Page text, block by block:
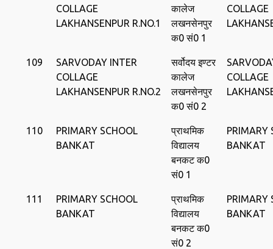
COLLAGE
LAKHANSENPUR R.NO.1
कालेज
लखनसेनपुर
क0 सं0 1
COLLAGE
109
SARVODAY INTER
COLLAGE
LAKHANSENPUR R.NO.2
सर्वोदय इण्‍टर
कालेज
लखनसेनपुर
क0 सं0 2
COLLAGE
110
PRIMARY SCHOOL
BANKAT
प्राथमिक
विद्यालय
बनकट क0
सं0 1
PRIMARY
BANKAT
111
PRIMARY SCHOOL
BANKAT
प्राथमिक
विद्यालय
बनकट क0
सं0 2
PRIMARY
BANKAT